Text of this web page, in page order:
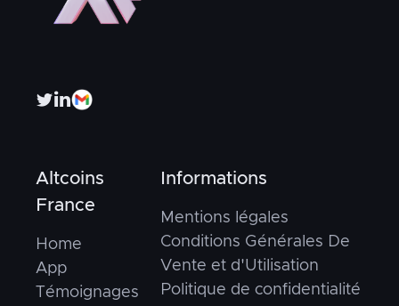

Altcoins
France
Home
App
Témoignages
Informations
Mentions légales
Conditions Générales De
Vente et d'Utilisation
Politique de confidentialité